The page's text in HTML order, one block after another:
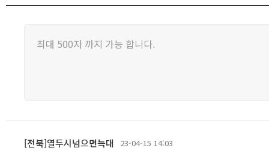
[전북]열두시넘으면늑대 23-04-15 14:03